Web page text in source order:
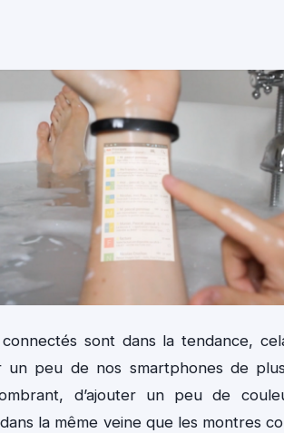
sont dans la tendance,
un peu de nos smartphones de
d’ajouter un peu de
la même veine que les montres